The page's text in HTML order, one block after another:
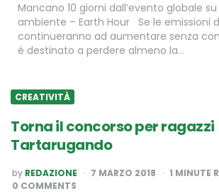
Mancano 10 giorni dall’evento globale
ambiente – Earth Hour Se le emissioni
continueranno ad aumentare senza
è destinato a perdere almeno la…
CREATIVITÀ
Torna il concorso per ragazzi
Tartarugando
POSTED
BY
by REDAZIONE 7 MARZO 2018 1 MINUTE
0 COMMENTS